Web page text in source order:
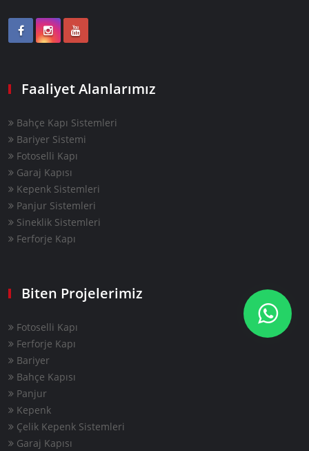
Faaliyet Alanlarımız
Bahçe Kapı Sistemleri
Bariyer Sistemi
Fotoselli Kapı
Garaj Kapısı
Kepenk Sistemleri
Panjur Sistemleri
Sineklik Sistemleri
Ferforje Kapı
Biten Projelerimiz
Fotoselli Kapı
Ferforje Kapı
Bariyer
Bahçe Kapısı
Panjur
Kepenk
Çelik Kepenk Sistemleri
Garaj Kapısı